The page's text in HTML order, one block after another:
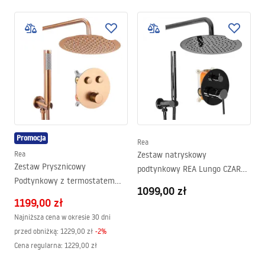
Promocja
Rea
Zestaw Prysznicowy
Podtynkowy z termostatem
BOX
1199,00 zł
Najniższa cena w okresie 30 dni
przed obniżką: 1229,00 zł -2%
Cena regularna: 1229,00 zł
Rea
Zestaw natryskowy
podtynkowy REA Lungo CZARNY
1099,00 zł